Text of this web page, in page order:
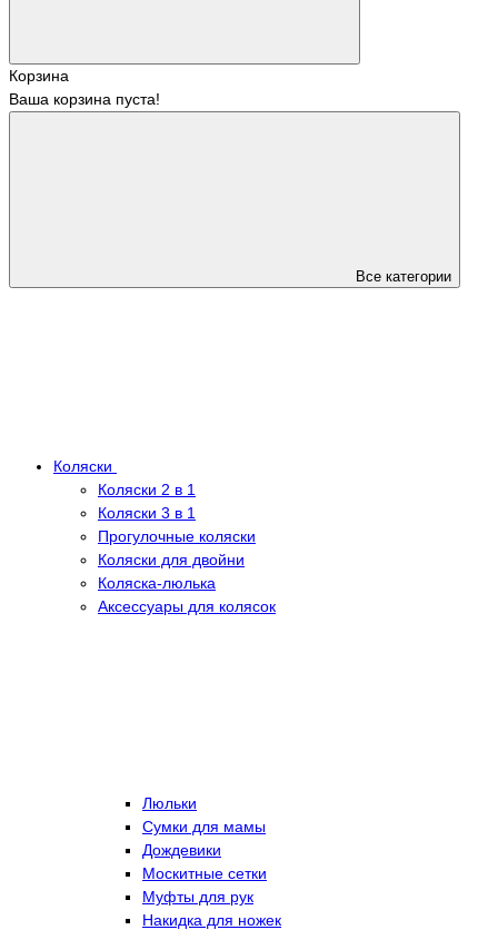
Корзина
Ваша корзина пуста!
Все категории
Коляски
Коляски 2 в 1
Коляски 3 в 1
Прогулочные коляски
Коляски для двойни
Коляска-люлька
Аксессуары для колясок
Люльки
Сумки для мамы
Дождевики
Москитные сетки
Муфты для рук
Накидка для ножек